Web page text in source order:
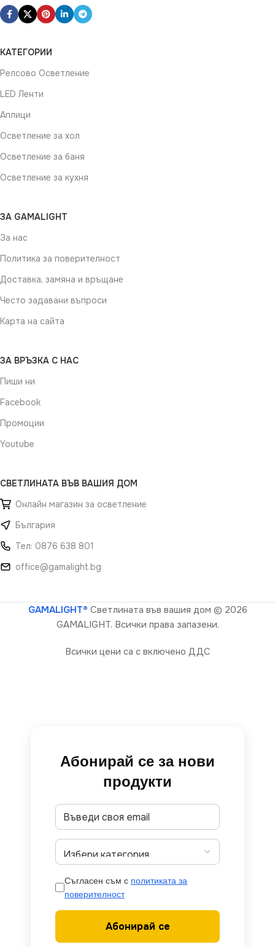
КАТЕГОРИИ
Релсово Осветление
LED Ленти
Аплици
Осветление за хол
Осветление за баня
Осветление за кухня
ЗА GAMALIGHT
За нас
Политика за поверителност
Доставка, замяна и връщане
Често задавани въпроси
Карта на сайта
ЗА ВРЪЗКА С НАС
Пиши ни
Facebook
Промоции
Youtube
СВЕТЛИНАТА ВЪВ ВАШИЯ ДОМ
Онлайн магазин за осветление
България
Тел: 0876 638 801
office@gamalight.bg
GAMALIGHT® Светлината във вашия дом © 2026
GAMALIGHT. Всички права запазени.
Всички цени са с включено ДДС
Абонирай се за нови
продукти
Съгласен съм с политиката за
поверителност
Абонирай се